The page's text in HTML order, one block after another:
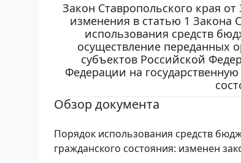
Закон Ставропольского края
изменения в статью 1 Закона
использования средств
осуществление переданных
субъектов Российской
Федерации на
Обзор документа
Порядок использования средств
гражданского состояния: изменен